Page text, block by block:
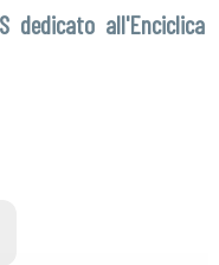
dedicato all'Enciclica